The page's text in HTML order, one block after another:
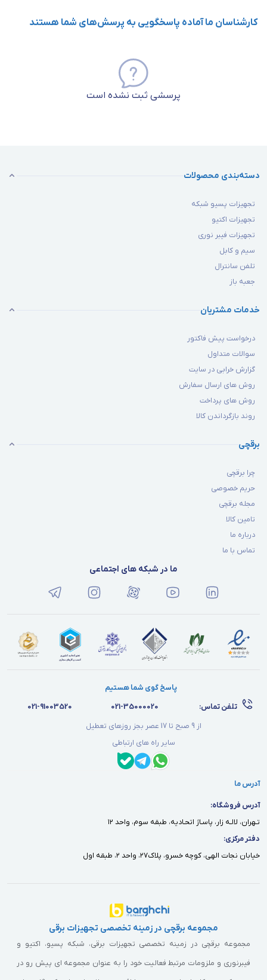
کارشناسان ما آماده پاسخگویی به پرسش‌های شما هستند
پرسشی ثبت نشده است
دسته‌بندی محصولات
تجهیزات پسیو شبکه
تجهیزات اکتیو
تجهیزات فیبر نوری
سیم و کابل
تلفن سانترال
جعبه باز
خدمات مشتریان
درخواست پیش فاکتور
سوالات متداول
گزارش خرابی در سایت
روش های ارسال سفارش
روش های پرداخت
روند بازگرداندن کالا
برقچی
چرا برقچی
حریم خصوصی
مجله برقچی
تامین کالا
درباره ما
تماس با ما
ما در شبکه های اجتماعی
پاسخ گوی شما هستیم
تلفن تماس:
021-35000020
021-91003520
از 9 صبح تا 17 عصر بجز روزهای تعطیل
سایر راه های ارتباطی
آدرس ما
آدرس فروشگاه:
تـهران، لالـه زار، پاسـاژ اتحـاديه، طبقه سوم، واحد ١٢
دفتر مركزى:
خيابان نجات الهى، كوچه خسرو، پلاك٢٧، واحد ٢، طبقه اول
مجموعه برقچی در زمینه تخصصی تجهیزات برقی
مجموعه برقچی در زمینه تخصصی تجهیزات برقی، شبکه پسیو، اکتیو و
فیبرنوری و ملزومات مرتبط فعالیت خود را به عنوان مجموعه ای پیش رو در